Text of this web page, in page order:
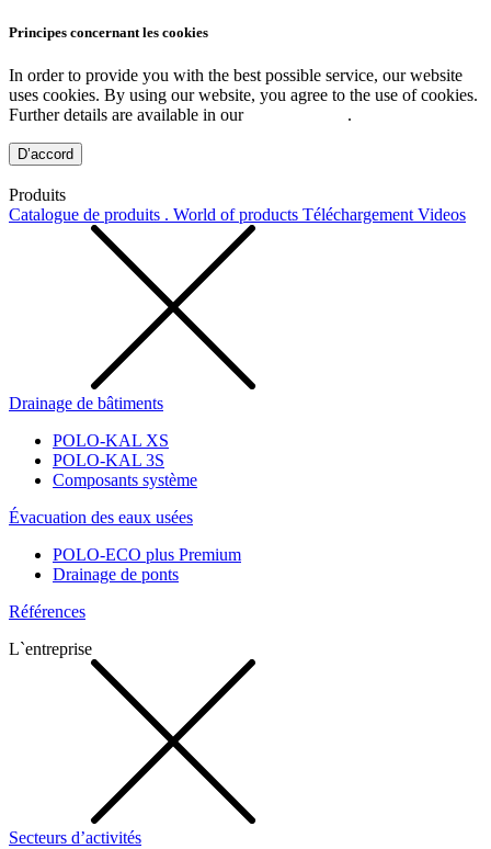
Principes concernant les cookies
In order to provide you with the best possible service, our website
uses cookies. By using our website, you agree to the use of cookies.
Further details are available in our
.
D’accord
Produits
Catalogue de produits . World of products Téléchargement Videos
Drainage de bâtiments
POLO-KAL XS
POLO-KAL 3S
Composants système
Évacuation des eaux usées
POLO-ECO plus Premium
Drainage de ponts
Références
L`entreprise
Secteurs d’activités